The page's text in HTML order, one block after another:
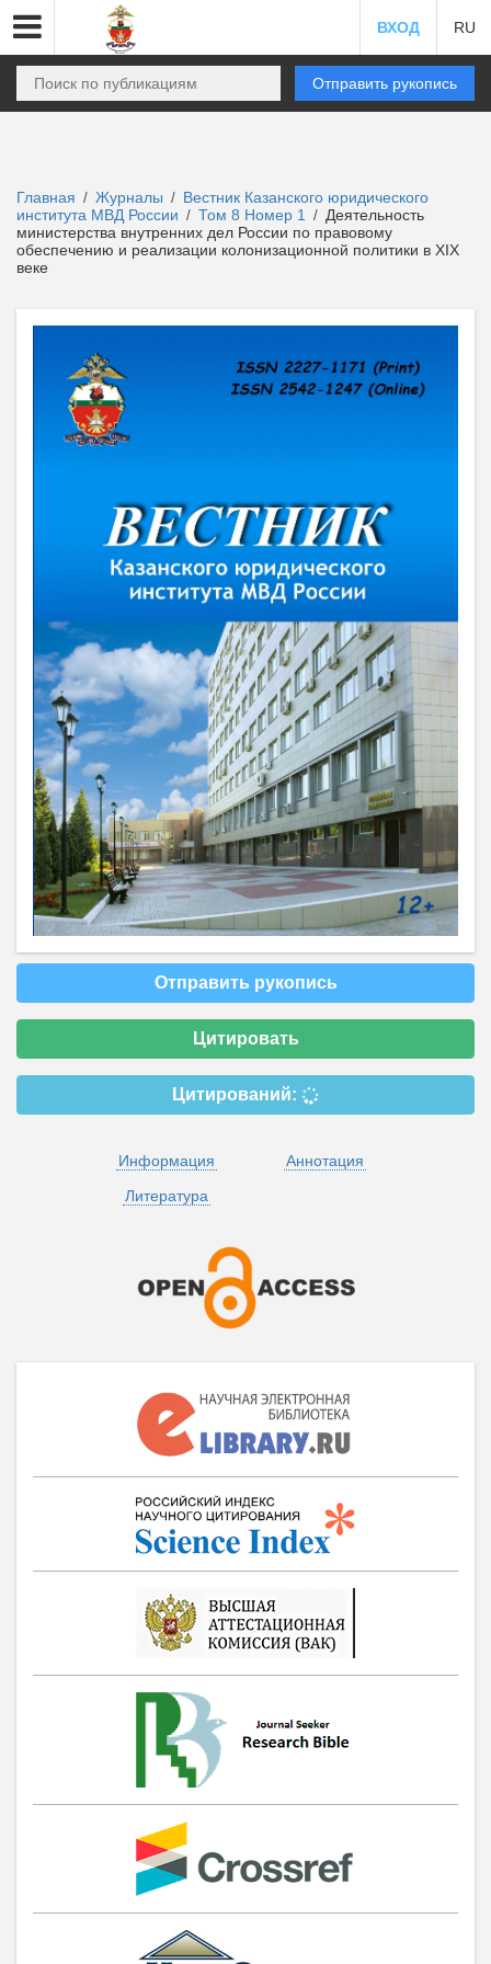
ВХОД RU
Отправить рукопись
Главная / Журналы / Вестник Казанского юридического
института МВД России / Том 8 Номер 1 / Деятельность
министерства внутренних дел России по правовому
обеспечению и реализации колонизационной политики в XIX
веке
Отправить рукопись
Цитировать
Цитирований:
Информация
Аннотация
Литература